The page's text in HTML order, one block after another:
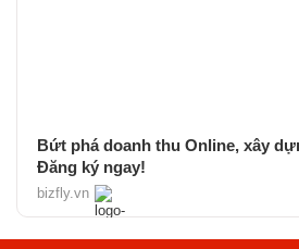
Bứt phá doanh thu Online, xây
Đăng ký ngay!
bizfly.vn